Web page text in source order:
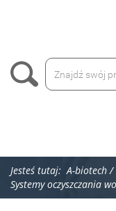
Jesteś tutaj:A-biotech/
Systemy oczyszczania